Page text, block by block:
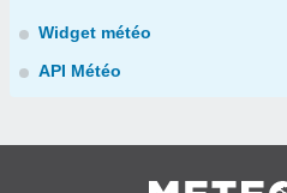
Widget météo
API Météo